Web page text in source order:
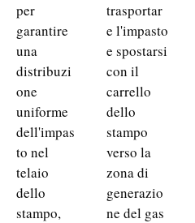
per
garantire
una
distribuzi
one
uniforme
dell'impas
to nel
telaio
dello
stampo,
trasportar
e l'impasto
e spostarsi
con il
carrello
dello
stampo
verso la
zona di
generazio
ne del gas